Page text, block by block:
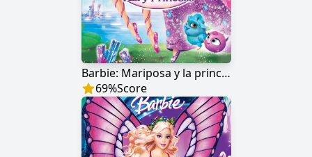
Barbie: Mariposa y la princesa de las hadas
69%Score